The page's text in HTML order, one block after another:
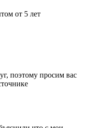
от 5 лет
поэтому просим вас